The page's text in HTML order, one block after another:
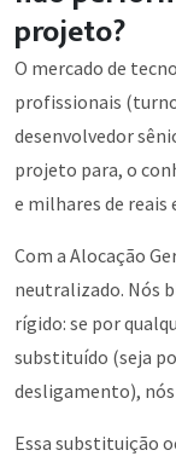
projeto?
O mercado de
profissionais
desenvolvedor
projeto para, o
e milhares de reais
Com a Alocação
neutralizado. Nós
rígido: se por
substituído (seja
desligamento),
Essa substituição